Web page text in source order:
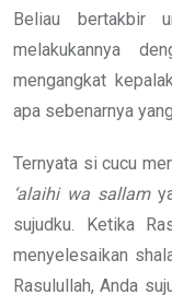
Beliau bertakbir
melakukannya
mengangkat
apa sebenarnya
Ternyata si cucu
‘alaihi wa sallam
sujudku. Ketika
menyelesaikan
Rasulullah, Anda